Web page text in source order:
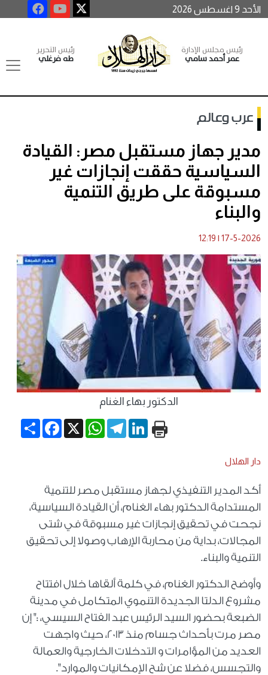
الأحد 9 اغسطس 2026
رئيس مجلس الإدارة
عمر أحمد سامي
رئيس التحرير
طه فرغلي
عرب وعالم
مدير جهاز مستقبل مصر: القيادة
السياسية حققت إنجازات غير
مسبوقة على طريق التنمية
والبناء
17-5-2026
|
12:19
الدكتور بهاء الغنام
Share
Facebook X
WhatsApp
TelegramLinkedIn
دار الهلال
أكد المدير التنفيذي لجهاز مستقبل مصر للتنمية
المستدامة الدكتور بهاء الغنام، أن القيادة السياسية،
نجحت في تحقيق إنجازات غير مسبوقة في شتى
المجالات، بداية من محاربة الإرهاب وصولا إلى تحقيق
التنمية والبناء.
وأوضح الدكتور الغنام، في كلمة ألقاها خلال افتتاح
مشروع الدلتا الجديدة التنموي المتكامل في مدينة
الضبعة بحضور السيد الرئيس عبد الفتاح السيسي، :" إن
مصر مرت بأحداث جسام منذ 2013، حيث واجهت
العديد من المؤامرات و التدخلات الخارجية والعمالة
والتجسس، فضلا عن شح الإمكانيات والموارد".